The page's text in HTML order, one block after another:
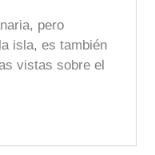
pero
isla, es también
vistas sobre el